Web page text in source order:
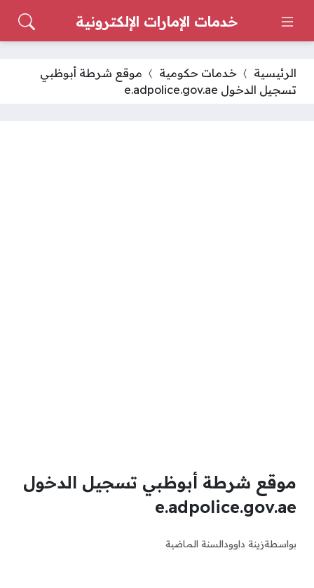
خدمات الإمارات الإلكترونية
الرئيسية خدمات حكومية
موقع شرطة أبوظبي
تسجيل الدخول e.adpolice.gov.ae
موقع شرطة أبوظبي تسجيل الدخول
e.adpolice.gov.ae
بواسطةزينة داوودالسنة الماضية